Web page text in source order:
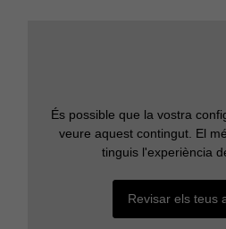
És possible que la vostra
veure aquest contingut. El
tinguis l'experiència
Revisar els teus